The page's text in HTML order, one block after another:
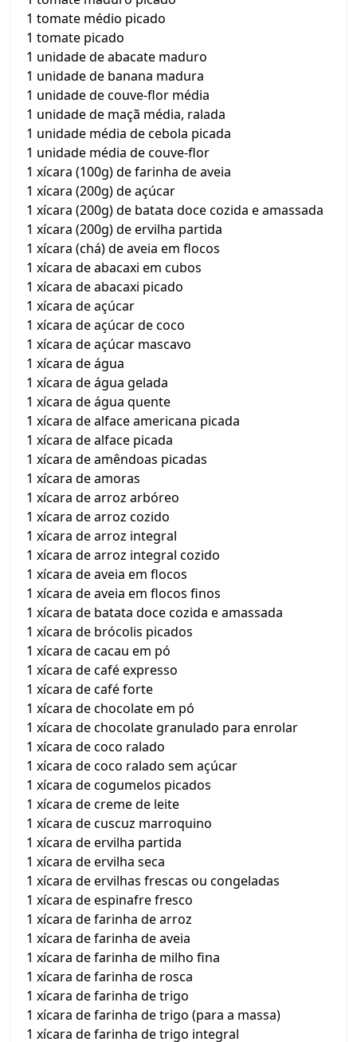
1 tomate médio picado
1 tomate picado
1 unidade de abacate maduro
1 unidade de banana madura
1 unidade de couve-flor média
1 unidade de maçã média, ralada
1 unidade média de cebola picada
1 unidade média de couve-flor
1 xícara (100g) de farinha de aveia
1 xícara (200g) de açúcar
1 xícara (200g) de batata doce cozida e amassada
1 xícara (200g) de ervilha partida
1 xícara (chá) de aveia em flocos
1 xícara de abacaxi em cubos
1 xícara de abacaxi picado
1 xícara de açúcar
1 xícara de açúcar de coco
1 xícara de açúcar mascavo
1 xícara de água
1 xícara de água gelada
1 xícara de água quente
1 xícara de alface americana picada
1 xícara de alface picada
1 xícara de amêndoas picadas
1 xícara de amoras
1 xícara de arroz arbóreo
1 xícara de arroz cozido
1 xícara de arroz integral
1 xícara de arroz integral cozido
1 xícara de aveia em flocos
1 xícara de aveia em flocos finos
1 xícara de batata doce cozida e amassada
1 xícara de brócolis picados
1 xícara de cacau em pó
1 xícara de café expresso
1 xícara de café forte
1 xícara de chocolate em pó
1 xícara de chocolate granulado para enrolar
1 xícara de coco ralado
1 xícara de coco ralado sem açúcar
1 xícara de cogumelos picados
1 xícara de creme de leite
1 xícara de cuscuz marroquino
1 xícara de ervilha partida
1 xícara de ervilha seca
1 xícara de ervilhas frescas ou congeladas
1 xícara de espinafre fresco
1 xícara de farinha de arroz
1 xícara de farinha de aveia
1 xícara de farinha de milho fina
1 xícara de farinha de rosca
1 xícara de farinha de trigo
1 xícara de farinha de trigo (para a massa)
1 xícara de farinha de trigo integral